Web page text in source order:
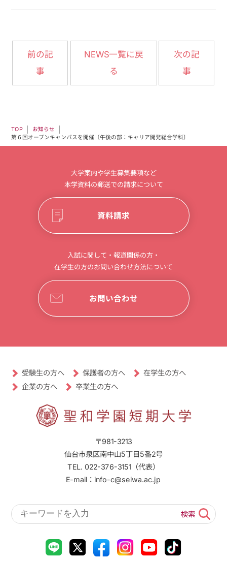
前の記
事
NEWS一覧に戻
る
次の記
事
TOP お知らせ
第６回オープンキャンパスを開催〔午後の部：キャリア開発総合学科〕
大学案内や学生募集要項など
本学資料の郵送での請求について
資料請求
入試に関して・報道関係の方・
在学生の方のお問い合わせ方法について
お問い合わせ
〒981-3213
仙台市泉区南中山5丁目5番2号
TEL. 022-376-3151（代表）
E-mail：info-c@seiwa.ac.jp
受験生の方へ 保護者の方へ 在学生の方へ
企業の方へ 卒業生の方へ